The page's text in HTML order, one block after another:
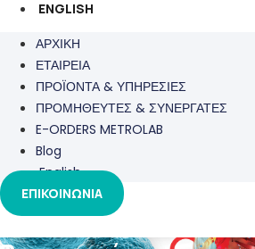
ENGLISH
ΑΡΧΙΚΗ
ΕΤΑΙΡΕΙΑ
ΠΡΟΪΟΝΤΑ & ΥΠΗΡΕΣΙΕΣ
ΠΡΟΜΗΘΕΥΤΕΣ & ΣΥΝΕΡΓΑΤΕΣ
E-ORDERS METROLAB
Blog
English
ΕΠΙΚΟΙΝΩΝΙΑ